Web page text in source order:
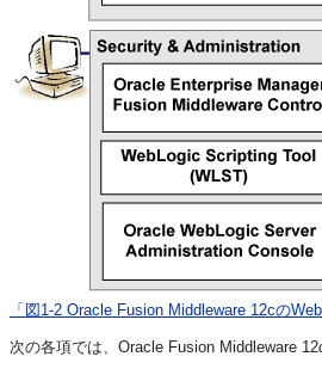
「図1-2 Oracle Fusion Middleware 12cの
次の各項では、Oracle Fusion Middleware 12